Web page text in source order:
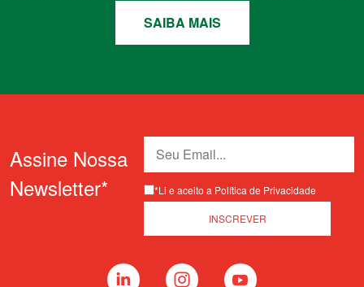
SAIBA MAIS
Assine Nossa
Newsletter*
*Li e aceito a Política de Privacidade